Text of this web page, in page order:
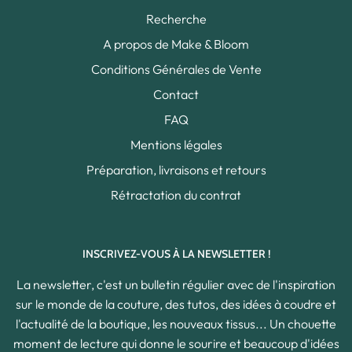
Recherche
A propos de Make & Bloom
Conditions Générales de Vente
Contact
FAQ
Mentions légales
Préparation, livraisons et retours
Rétractation du contrat
INSCRIVEZ-VOUS À LA NEWSLETTER !
La newsletter, c'est un bulletin régulier avec de l'inspiration
sur le monde de la couture, des tutos, des idées à coudre et
l'actualité de la boutique, les nouveaux tissus... Un chouette
moment de lecture qui donne le sourire et beaucoup d'idées